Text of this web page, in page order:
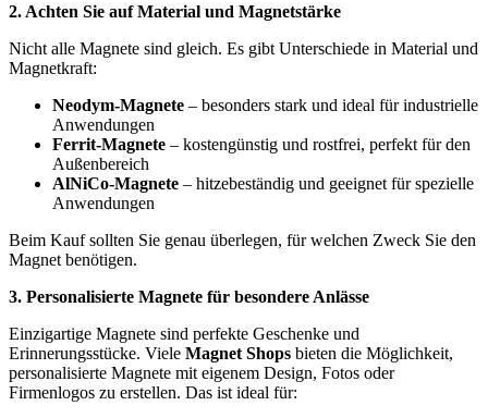
2. Achten Sie auf Material und Magnetstärke
Nicht alle Magnete sind gleich. Es gibt Unterschiede in Material und
Magnetkraft:
Neodym-Magnete – besonders stark und ideal für industrielle
Anwendungen
Ferrit-Magnete – kostengünstig und rostfrei, perfekt für den
Außenbereich
AlNiCo-Magnete – hitzebeständig und geeignet für spezielle
Anwendungen
Beim Kauf sollten Sie genau überlegen, für welchen Zweck Sie den
Magnet benötigen.
3. Personalisierte Magnete für besondere Anlässe
Einzigartige Magnete sind perfekte Geschenke und
Erinnerungsstücke. Viele Magnet Shops bieten die Möglichkeit,
personalisierte Magnete mit eigenem Design, Fotos oder
Firmenlogos zu erstellen. Das ist ideal für: